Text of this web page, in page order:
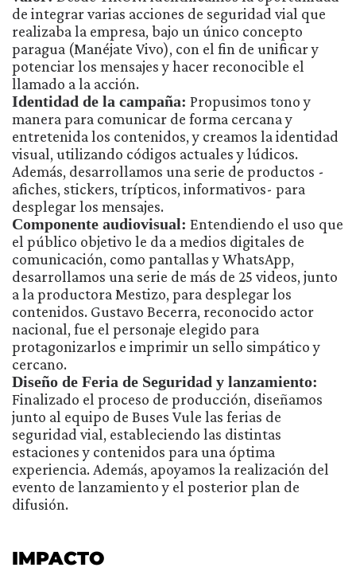
de integrar varias acciones de seguridad vial que
realizaba la empresa, bajo un único concepto
paragua (Manéjate Vivo), con el fin de unificar y
potenciar los mensajes y hacer reconocible el
llamado a la acción.
Identidad de la campaña: Propusimos tono y
manera para comunicar de forma cercana y
entretenida los contenidos, y creamos la identidad
visual, utilizando códigos actuales y lúdicos.
Además, desarrollamos una serie de productos -
afiches, stickers, trípticos, informativos- para
desplegar los mensajes.
Componente audiovisual: Entendiendo el uso que
el público objetivo le da a medios digitales de
comunicación, como pantallas y WhatsApp,
desarrollamos una serie de más de 25 videos, junto
a la productora Mestizo, para desplegar los
contenidos. Gustavo Becerra, reconocido actor
nacional, fue el personaje elegido para
protagonizarlos e imprimir un sello simpático y
cercano.
Diseño de Feria de Seguridad y lanzamiento:
Finalizado el proceso de producción, diseñamos
junto al equipo de Buses Vule las ferias de
seguridad vial, estableciendo las distintas
estaciones y contenidos para una óptima
experiencia. Además, apoyamos la realización del
evento de lanzamiento y el posterior plan de
difusión.
IMPACTO